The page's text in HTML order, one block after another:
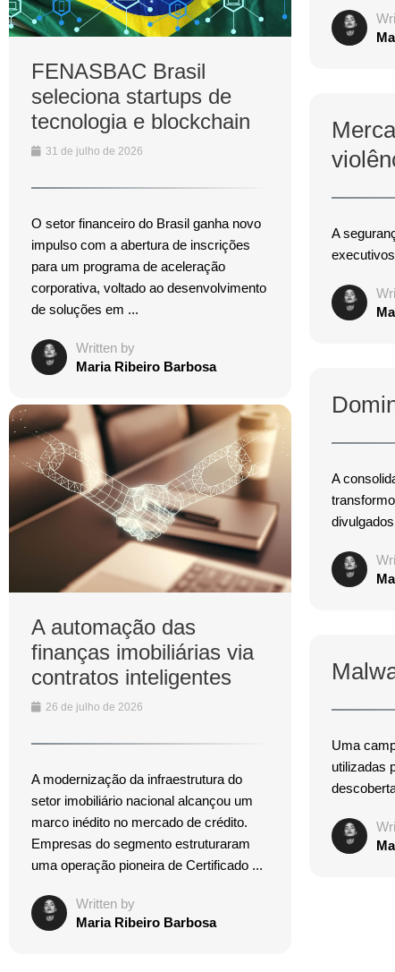
FENASBAC Brasil
seleciona startups de
tecnologia e blockchain
31 de julho de 2026
O setor financeiro do Brasil ganha novo
impulso com a abertura de inscrições
para um programa de aceleração
corporativa, voltado ao desenvolvimento
de soluções em ...
Written by
Maria Ribeiro Barbosa
A automação das
finanças imobiliárias via
contratos inteligentes
26 de julho de 2026
A modernização da infraestrutura do
setor imobiliário nacional alcançou um
marco inédito no mercado de crédito.
Empresas do segmento estruturaram
uma operação pioneira de Certificado ...
Written by
Maria Ribeiro Barbosa
A
A
Uma
utilizadas